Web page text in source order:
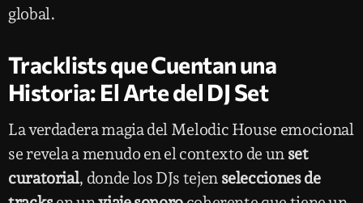
global.
Tracklists que Cuentan una
Historia: El Arte del DJ Set
La verdadera magia del Melodic House emocional
se revela a menudo en el contexto de un set
curatorial, donde los DJs tejen selecciones de